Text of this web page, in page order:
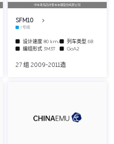
中车青岛四方机车车辆股份有限公司
SFM10
3号线
设计速度 80 km/h 列车类型 6B
编组形式 3M3T GoA2
27 组 2009-2011造